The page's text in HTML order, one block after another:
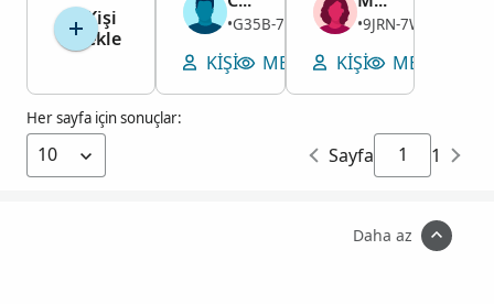
Kişi
ekle
Erkek
1929–
•G35B-7RH
KIŞI MEZARLIĞI GÖRÜNTÜLE
Kadın
1894–1914
•9JRN-7W5
KIŞI MEZARLIĞI
Her sayfa için sonuçlar:
Sayfa 1
Daha az